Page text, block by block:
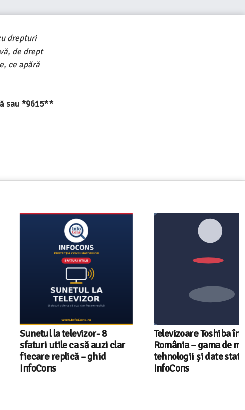
drepturi
de drept
ce apără
sau *9615**
la televizor- 8
utile ca să auzi clar
replică – ghid
Televizoare Toshiba în
România – gama de modele,
tehnologii și date statistice